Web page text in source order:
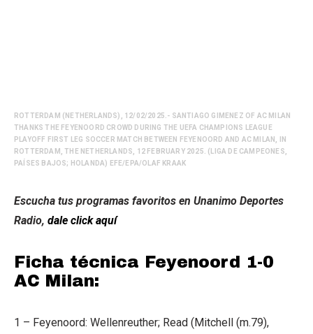
ROTTERDAM (NETHERLANDS), 12/02/2025.- SANTIAGO GIMENEZ OF AC MILAN
THANKS THE FEYENOORD CROWD DURING THE UEFA CHAMPIONS LEAGUE
PLAYOFF FIRST LEG SOCCER MATCH BETWEEN FEYENOORD AND AC MILAN, IN
ROTTERDAM, THE NETHERLANDS, 12 FEBRUARY 2025. (LIGA DE CAMPEONES,
PAÍSES BAJOS; HOLANDA) EFE/EPA/OLAF KRAAK
Escucha tus programas favoritos en Unanimo Deportes
Radio, dale click aquí
Ficha técnica Feyenoord 1-0
AC Milan:
1 – Feyenoord: Wellenreuther; Read (Mitchell (m.79),